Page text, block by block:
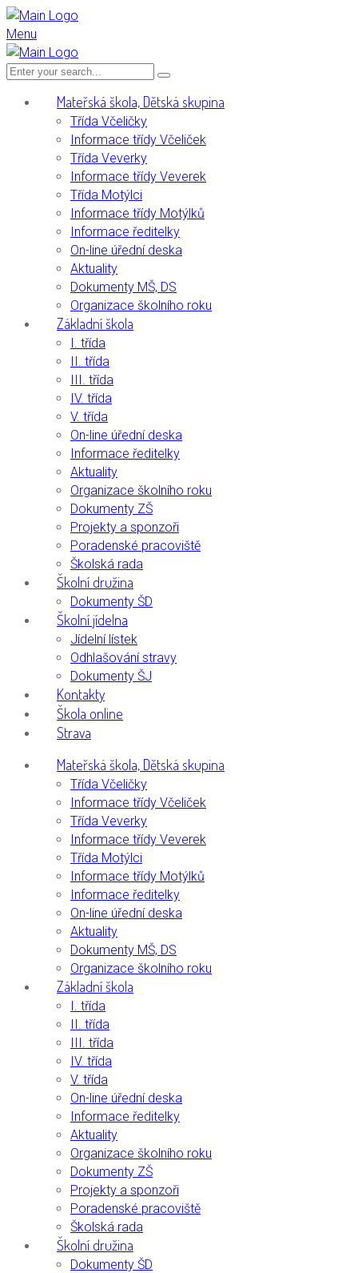
Menu
Mateřská škola, Dětská skupina
Třída Včeličky
Informace třídy Včeliček
Třída Veverky
Informace třídy Veverek
Třída Motýlci
Informace třídy Motýlků
Informace ředitelky
On-line úřední deska
Aktuality
Dokumenty MŠ, DS
Organizace školního roku
Základní škola
I. třída
II. třída
III. třída
IV. třída
V. třída
On-line úřední deska
Informace ředitelky
Aktuality
Organizace školního roku
Dokumenty ZŠ
Projekty a sponzoři
Poradenské pracoviště
Školská rada
Školní družina
Dokumenty ŠD
Školní jídelna
Jídelní lístek
Odhlašování stravy
Dokumenty ŠJ
Kontakty
Škola online
Strava
Mateřská škola, Dětská skupina
Třída Včeličky
Informace třídy Včeliček
Třída Veverky
Informace třídy Veverek
Třída Motýlci
Informace třídy Motýlků
Informace ředitelky
On-line úřední deska
Aktuality
Dokumenty MŠ, DS
Organizace školního roku
Základní škola
I. třída
II. třída
III. třída
IV. třída
V. třída
On-line úřední deska
Informace ředitelky
Aktuality
Organizace školního roku
Dokumenty ZŠ
Projekty a sponzoři
Poradenské pracoviště
Školská rada
Školní družina
Dokumenty ŠD